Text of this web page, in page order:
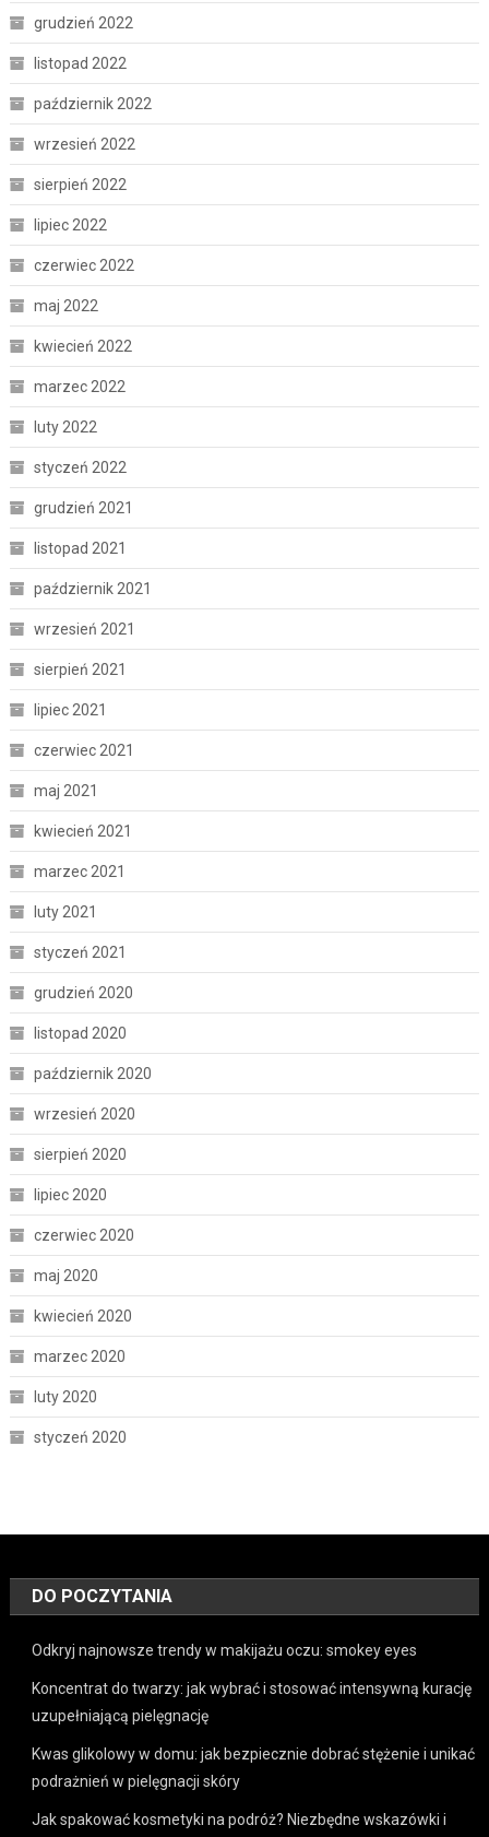
grudzień 2022
listopad 2022
październik 2022
wrzesień 2022
sierpień 2022
lipiec 2022
czerwiec 2022
maj 2022
kwiecień 2022
marzec 2022
luty 2022
styczeń 2022
grudzień 2021
listopad 2021
październik 2021
wrzesień 2021
sierpień 2021
lipiec 2021
czerwiec 2021
maj 2021
kwiecień 2021
marzec 2021
luty 2021
styczeń 2021
grudzień 2020
listopad 2020
październik 2020
wrzesień 2020
sierpień 2020
lipiec 2020
czerwiec 2020
maj 2020
kwiecień 2020
marzec 2020
luty 2020
styczeń 2020
DO POCZYTANIA
Odkryj najnowsze trendy w makijażu oczu: smokey eyes
Koncentrat do twarzy: jak wybrać i stosować intensywną kurację
uzupełniającą pielęgnację
Kwas glikolowy w domu: jak bezpiecznie dobrać stężenie i unikać
podrażnień w pielęgnacji skóry
Jak spakować kosmetyki na podróż? Niezbędne wskazówki i